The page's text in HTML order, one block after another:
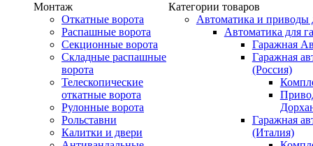
Монтаж
Откатные ворота
Распашные ворота
Секционные ворота
Складные распашные
ворота
Телескопические
откатные ворота
Рулонные ворота
Рольставни
Калитки и двери
Категории товаров
Автоматика и приводы
Автоматика для
Гаражная
Гаражная
(Россия)
Гаражная
(Италия)